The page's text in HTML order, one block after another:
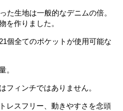
た生地は一般的なデニムの倍。
を作りました。
個全てのポケットが使用可能な
。
フィンチではありません。
レスフリー、動きやすさを念頭